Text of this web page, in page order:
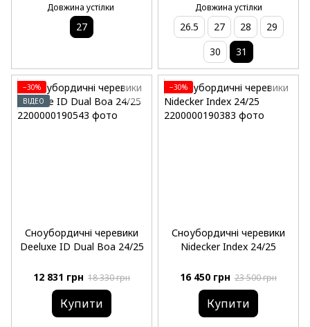
Довжина устілки
27
Довжина устілки
26.5 27 28
29
30
31
−30%
ВІДЕО
Сноубордичні черевики
Deeluxe ID Dual Boa 24/25
12 831 грн 18 330 грн
Купити
−30%
Сноубордичні черевики
Nidecker Index 24/25
16 450 грн 23 500 грн
Купити